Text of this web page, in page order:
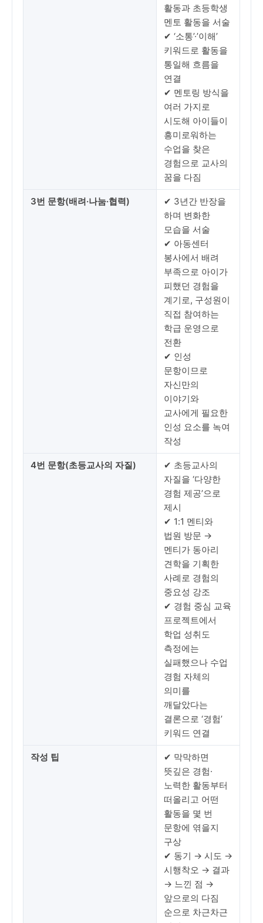
활동과 초등학생
멘토 활동을 서술
✔ ‘소통’·’이해’
키워드로 활동을
통일해 흐름을
연결
✔ 멘토링 방식을
여러 가지로
시도해 아이들이
흥미로워하는
수업을 찾은
경험으로 교사의
꿈을 다짐
3번 문항(배려·나눔·협력)
✔ 3년간 반장을
하며 변화한
모습을 서술
✔ 아동센터
봉사에서 배려
부족으로 아이가
피했던 경험을
계기로, 구성원이
직접 참여하는
학급 운영으로
전환
✔ 인성
문항이므로
자신만의
이야기와
교사에게 필요한
인성 요소를 녹여
작성
4번 문항(초등교사의 자질)
✔ 초등교사의
자질을 ‘다양한
경험 제공’으로
제시
✔ 1:1 멘티와
법원 방문 →
멘티가 동아리
견학을 기획한
사례로 경험의
중요성 강조
✔ 경험 중심 교육
프로젝트에서
학업 성취도
측정에는
실패했으나 수업
경험 자체의
의미를
깨달았다는
결론으로 ‘경험’
키워드 연결
작성 팁
✔ 막막하면
뜻깊은 경험·
노력한 활동부터
떠올리고 어떤
활동을 몇 번
문항에 엮을지
구상
✔ 동기 → 시도 →
시행착오 → 결과
→ 느낀 점 →
앞으로의 다짐
순으로 차근차근